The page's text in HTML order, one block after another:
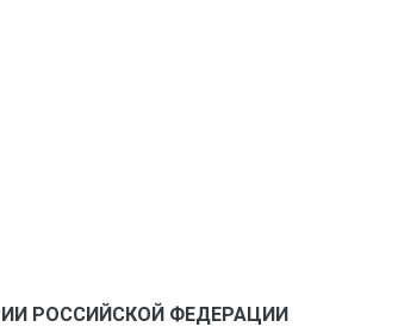
РОССИЙСКОЙ ФЕДЕРАЦИИ